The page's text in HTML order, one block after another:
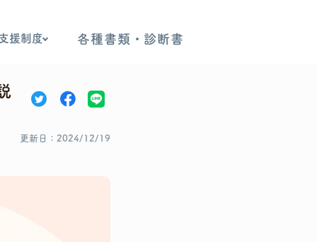
援制度 各種書類・診断書
更新日 2024/12/19